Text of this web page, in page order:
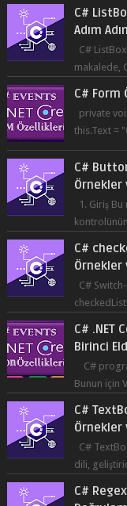
C#
Adım
C#
makalede,
C# Form
private
this.Text =
Co...
C#
Örnekler
1. Giriş
C#
Örnekler
C#
C# .NET
Birinci
C#
Bunun için
C#
Örnekler
C#
dili,
C#